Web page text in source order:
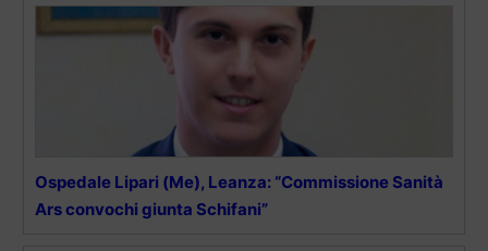
Ospedale Lipari (Me), Leanza: “Commissione Sanità
Ars convochi giunta Schifani”